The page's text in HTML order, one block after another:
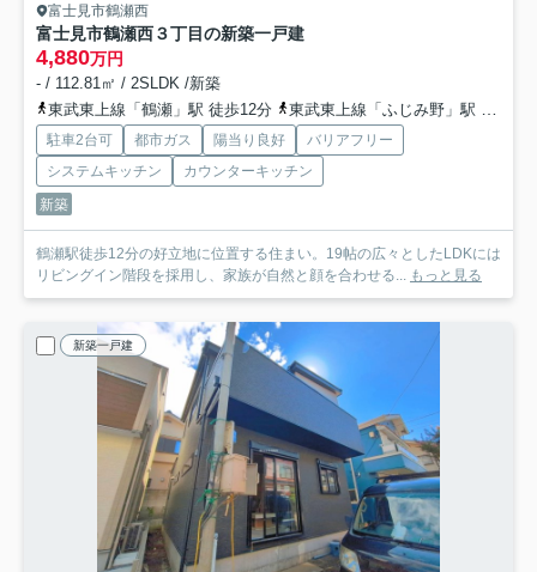
富士見市鶴瀬西
富士見市鶴瀬西３丁目の新築一戸建
4,880万円
- / 112.81㎡ / 2SLDK /新築
東武東上線「鶴瀬」駅 徒歩12分
東武東上線「ふじみ野」駅 徒歩22分
駐車2台可 都市ガス 陽当り良好
バリアフリー
システムキッチン
カウンターキッチン
新築
鶴瀬駅徒歩12分の好立地に位置する住まい。19帖の広々としたLDKには
リビングイン階段を採用し、家族が自然と顔を合わせる...
もっと見る
新築一戸建